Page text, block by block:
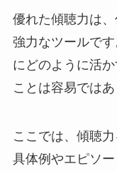
優れた傾聴力は
強力なツールで
にどのように活
ことは容易ではあ
ここでは、傾聴
具体例やエピソ